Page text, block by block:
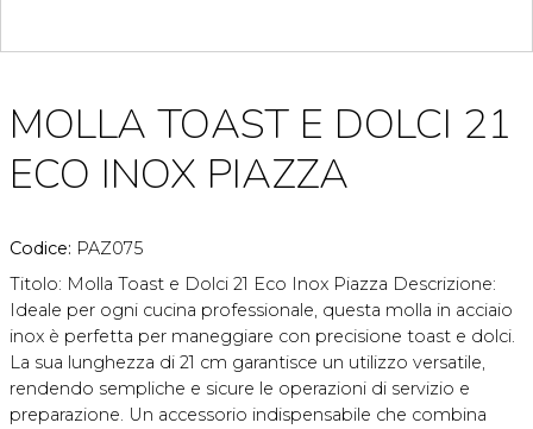
MOLLA TOAST E DOLCI 21
ECO INOX PIAZZA
Codice: PAZ075
Titolo: Molla Toast e Dolci 21 Eco Inox Piazza Descrizione:
Ideale per ogni cucina professionale, questa molla in acciaio
inox è perfetta per maneggiare con precisione toast e dolci.
La sua lunghezza di 21 cm garantisce un utilizzo versatile,
rendendo sempliche e sicure le operazioni di servizio e
preparazione. Un accessorio indispensabile che combina